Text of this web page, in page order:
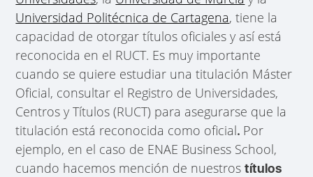
Universidad Politécnica de Cartagena, tiene la
capacidad de otorgar títulos oficiales y así está
reconocida en el RUCT. Es muy importante
cuando se quiere estudiar una titulación Máster
Oficial, consultar el Registro de Universidades,
Centros y Títulos (RUCT) para asegurarse que la
titulación está reconocida como oficial. Por
ejemplo, en el caso de ENAE Business School,
cuando hacemos mención de nuestrostítulos